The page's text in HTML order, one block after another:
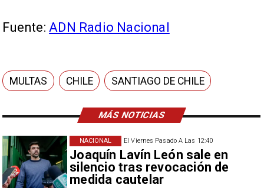
MÁS NOTICIAS
El Viernes Pasado A Las 12:40
Joaquín Lavín León sale en
silencio tras revocación de
medida cautelar
NACIONAL
Fuente:ADN Radio Nacional
MULTAS CHILE SANTIAGO DE CHILE